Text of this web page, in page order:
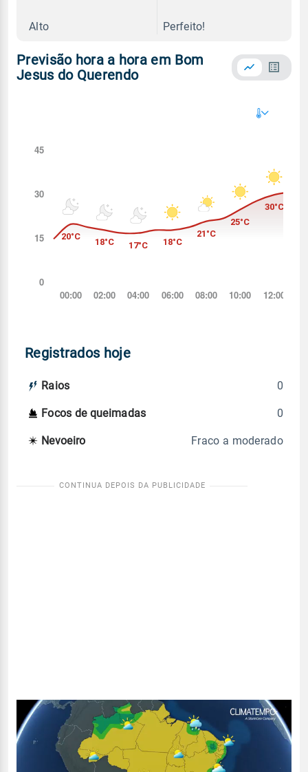
Alto Perfeito!
Previsão hora a hora em Bom
Jesus do Querendo
Registrados hoje
Raios 0
Focos de queimadas 0
Nevoeiro Fraco a moderado